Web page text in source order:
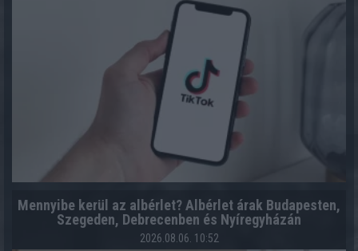
Mennyibe kerül az albérlet? Albérlet árak Budapesten,
Szegeden, Debrecenben és Nyíregyházán
2026.08.06. 10:52